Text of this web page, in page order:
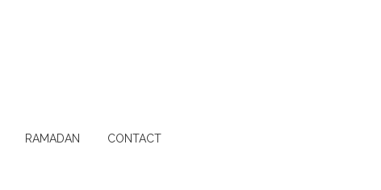
RAMADAN CONTACT